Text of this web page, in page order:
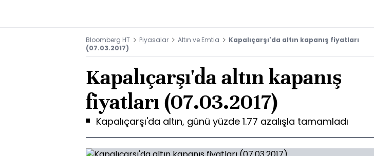
Bloomberg HT Piyasalar Altın ve Emtia
Kapalıçarşı'da altın kapanış fiyatları
(07.03.2017)
Kapalıçarşı'da altın kapanış
fiyatları (07.03.2017)
Kapalıçarşı'da altın, günü yüzde 1.77 azalışla tamamladı